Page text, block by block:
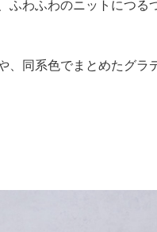
ふわふわのニットにつる
、同系色でまとめたグラ